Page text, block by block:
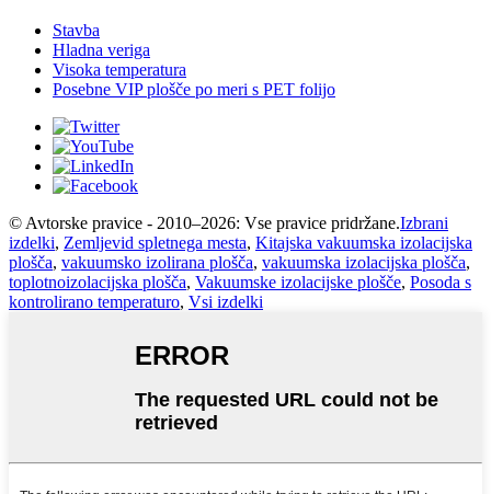
Stavba
Hladna veriga
Visoka temperatura
Posebne VIP plošče po meri s PET folijo
© Avtorske pravice - 2010–2026: Vse pravice pridržane.Izbrani
izdelki, Zemljevid spletnega mesta, Kitajska vakuumska izolacijska
plošča, vakuumsko izolirana plošča, vakuumska izolacijska plošča,
toplotnoizolacijska plošča, Vakuumske izolacijske plošče, Posoda s
kontrolirano temperaturo, Vsi izdelki